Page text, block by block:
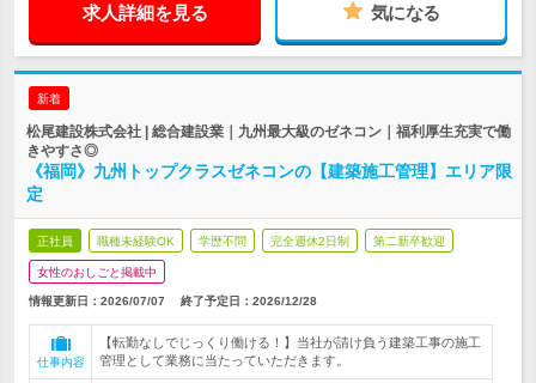
求人詳細を見る 気になる
新着
松尾建設株式会社 | 総合建設業｜九州最大級のゼネコン｜福利厚生充実で働
きやすさ◎
《福岡》九州トップクラスゼネコンの【建築施工管理】エリア限
定
正社員 職種未経験OK 学歴不問 完全週休2日制 第二新卒歓迎
女性のおしごと掲載中
情報更新日：2026/07/07 終了予定日： 2026/12/28
仕事内容
【転勤なしでじっくり働ける！】当社が請け負う建築工事の施工
管理として業務に当たっていただきます。